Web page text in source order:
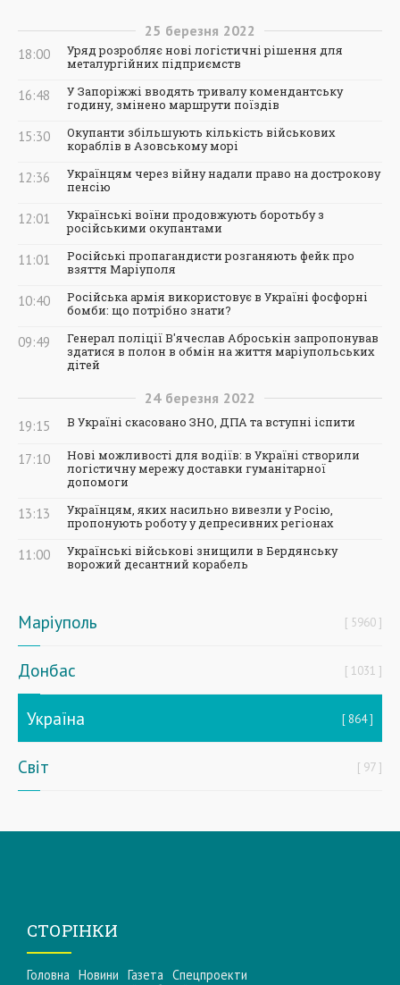
25 березня 2022
18:00
Уряд розробляє нові логістичні рішення для
металургійних підприємств
16:48
У Запоріжжі вводять тривалу комендантську
годину, змінено маршрути поїздів
15:30
Окупанти збільшують кількість військових
кораблів в Азовському морі
12:36
Українцям через війну надали право на дострокову
пенсію
12:01
Українські воїни продовжують боротьбу з
російськими окупантами
11:01
Російські пропагандисти розганяють фейк про
взяття Маріуполя
10:40
Російська армія використовує в Україні фосфорні
бомби: що потрібно знати?
09:49
Генерал поліції В'ячеслав Аброськін запропонував
здатися в полон в обмін на життя маріупольських
дітей
24 березня 2022
19:15 В Україні скасовано ЗНО, ДПА та вступні іспити
17:10
Нові можливості для водіїв: в Україні створили
логістичну мережу доставки гуманітарної
допомоги
13:13
Українцям, яких насильно вивезли у Росію,
пропонують роботу у депресивних регіонах
11:00
Українські військові знищили в Бердянську
ворожий десантний корабель
Маріуполь 5960
Донбас 1031
Україна 864
Світ 97
СТОРІНКИ
Головна Новини Газета Спецпроекти